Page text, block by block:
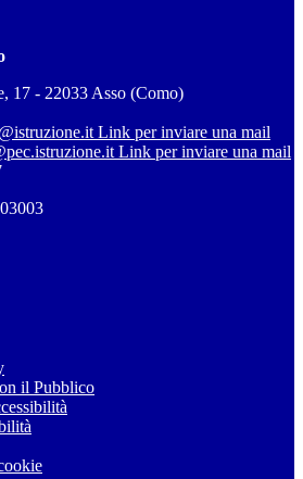
17 - 22033 Asso (Como)
Link per inviare una mail
Link per inviare una mail
il Pubblico